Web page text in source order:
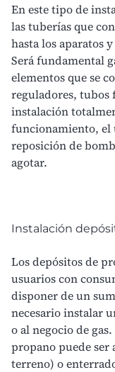
En este tipo de
las tuberías que
hasta los aparatos y
Será fundamental
elementos que se
reguladores, tubos
instalación
funcionamiento, el
reposición de
agotar.
Instalación
Losdepósitos de
usuarios con
disponer de un
necesario instalar
o al negocio de
propano puede ser
terreno) o